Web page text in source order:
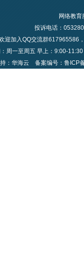
网络教育
投诉电话：
迎加入QQ交流群617965586
周一至周五 早上：9:00-
：华海云
备案编号：鲁ICP